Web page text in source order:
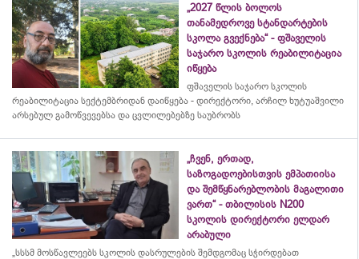
„2027 წლის ბოლოს
თანამედროვე სტანდარტების
სკოლა გვექნება“ - ფშაველის
საჯარო სკოლის რეაბილიტაცია
იწყება
ფშაველის საჯარო სკოლის
რეაბილიტაცია სექტემბრიდან დაიწყება - დირექტორი, არჩილ ხუტუაშვილი
არსებულ გამოწვევებსა და ცვლილებებზე საუბრობს
„ჩვენ, ერთად,
საზოგადოებისთვის ემპათიისა
და შემწყნარებლობის მაგალითი
ვართ“ - თბილისის N200
სკოლის დირექტორი ელდარ
არაბული
„სსსმ მოსწავლეებს სკოლის დასრულების შემდგომაც სჭირდებათ